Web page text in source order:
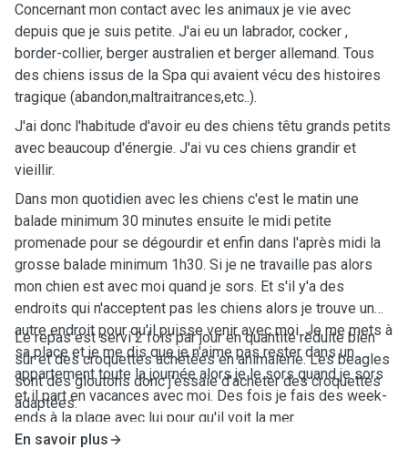
Concernant mon contact avec les animaux je vie avec
depuis que je suis petite. J'ai eu un labrador, cocker ,
border-collier, berger australien et berger allemand. Tous
des chiens issus de la Spa qui avaient vécu des histoires
tragique (abandon,maltraitrances,etc..).
J'ai donc l'habitude d'avoir eu des chiens têtu grands petits
avec beaucoup d'énergie. J'ai vu ces chiens grandir et
vieillir.
Dans mon quotidien avec les chiens c'est le matin une
balade minimum 30 minutes ensuite le midi petite
promenade pour se dégourdir et enfin dans l'après midi la
grosse balade minimum 1h30. Si je ne travaille pas alors
mon chien est avec moi quand je sors. Et s'il y'a des
endroits qui n'acceptent pas les chiens alors je trouve un
autre endroit pour qu'il puisse venir avec moi. Je me mets à
sa place et je me dis que je n'aime pas rester dans un
appartement toute la journée alors je le sors quand je sors
et il part en vacances avec moi. Des fois je fais des week-
ends à la plage avec lui pour qu'il voit la mer.
Le repas est servi 2 fois par jour en quantité réduite bien
sûr et des croquettes achetées en animalerie. Les beagles
sont des gloutons donc j'essaie d'acheter des croquettes
adaptées.
En savoir plus